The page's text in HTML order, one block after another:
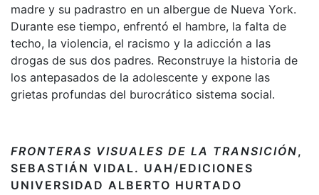
madre y su padrastro en un albergue de Nueva York.
Durante ese tiempo, enfrentó el hambre, la falta de
techo, la violencia, el racismo y la adicción a las
drogas de sus dos padres. Reconstruye la historia de
los antepasados de la adolescente y expone las
grietas profundas del burocrático sistema social.
FRONTERAS VISUALES DE LA TRANSICIÓN,
SEBASTIÁN VIDAL. UAH/EDICIONES
UNIVERSIDAD ALBERTO HURTADO